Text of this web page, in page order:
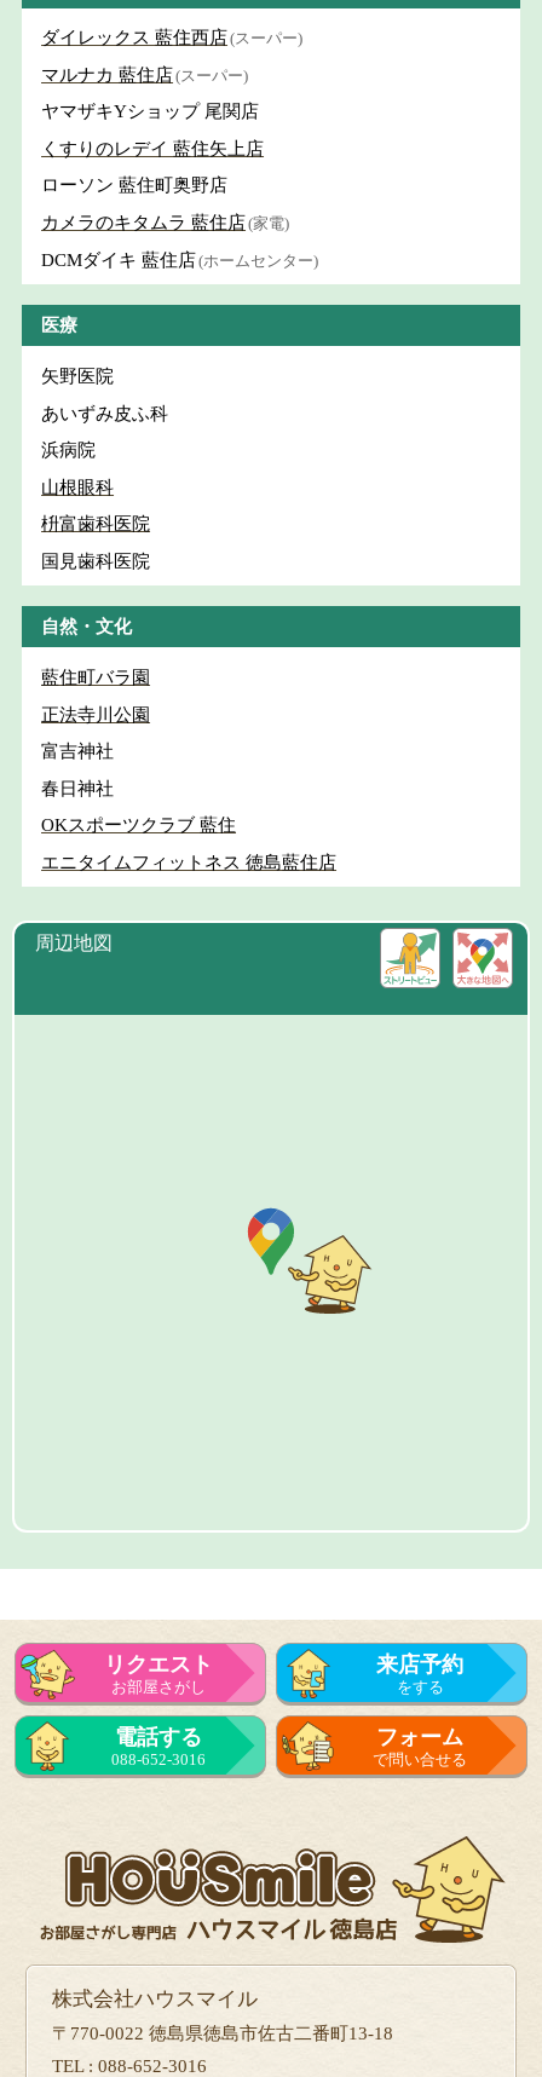
ダイレックス 藍住西店(スーパー)
マルナカ 藍住店(スーパー)
ヤマザキYショップ 尾関店
くすりのレデイ 藍住矢上店
ローソン 藍住町奥野店
カメラのキタムラ 藍住店(家電)
DCMダイキ 藍住店(ホームセンター)
医療
矢野医院
あいずみ皮ふ科
浜病院
山根眼科
枡富歯科医院
国見歯科医院
自然・文化
藍住町バラ園
正法寺川公園
富吉神社
春日神社
OKスポーツクラブ 藍住
エニタイムフィットネス 徳島藍住店
周辺地図
リクエスト
お部屋さがし
来店予約
をする
電話する
088-652-3016
フォーム
で問い合せる
株式会社ハウスマイル
〒770-0022 徳島県徳島市佐古二番町13-18
TEL : 088-652-3016